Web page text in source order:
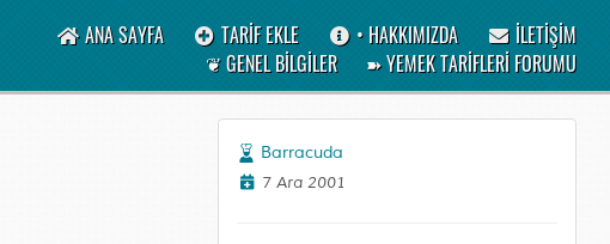
ANA SAYFA TARİF EKLE • HAKKIMIZDA
İLETİŞİM
❦ GENEL BİLGİLER
➽ YEMEK TARİFLERİ FORUMU
Barracuda
7 Ara 2001